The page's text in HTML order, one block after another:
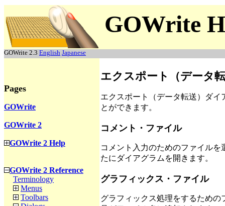
GOWrite
GOWrite 2.3 English Japanese
エクスポート（データ
エクスポート（データ転送）ダ
とができます。
コメント・ファイル
コメント入力のためのファイル
たにダイアグラムを開きます。
グラフィックス・ファイル
グラフィックス処理をするため
Pages
GOWrite
GOWrite 2
GOWrite 2 Help
GOWrite 2 Reference
Terminology
Menus
Toolbars